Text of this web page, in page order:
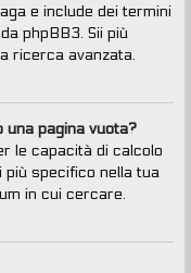
e include dei termini
phpBB3. Sii più
ricerca avanzata.
pagina vuota?
le capacità di calcolo
specifico nella tua
in cui cercare.